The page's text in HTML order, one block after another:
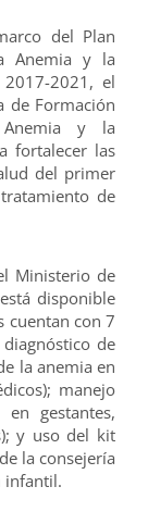
del Plan
Anemia y la
2021, el
de Formación
y la
fortalecer las
del primer
de
Ministerio de
disponible
cuentan con 7
de
la anemia en
manejo
gestantes,
y uso del kit
la consejería
infantil.